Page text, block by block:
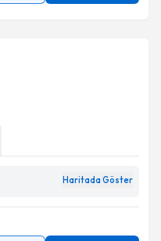
Haritada Göster